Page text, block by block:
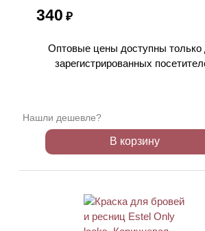
340 ₽
Оптовые цены доступны только
зарегистрированных
Нашли дешевле?
В корзину